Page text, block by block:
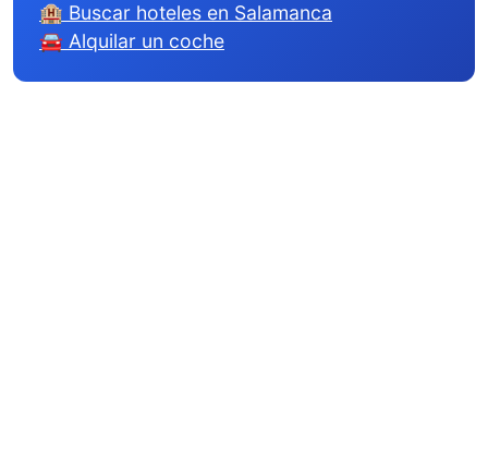
🏨 Buscar hoteles en Salamanca
🚘 Alquilar un coche